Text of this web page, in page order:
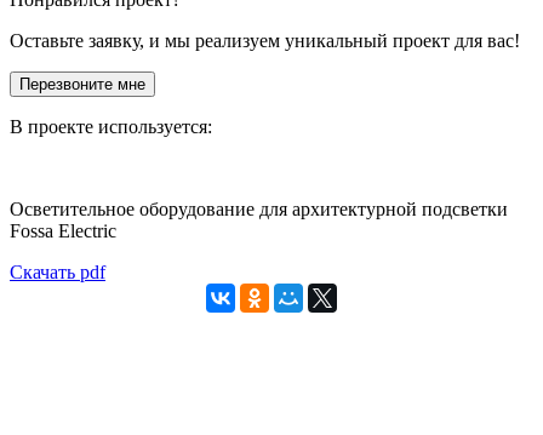
Оставьте заявку, и мы реализуем уникальный проект для вас!
Перезвоните мне
В проекте используется:
Осветительное оборудование для архитектурной подсветки
Fossa Electric
Скачать pdf